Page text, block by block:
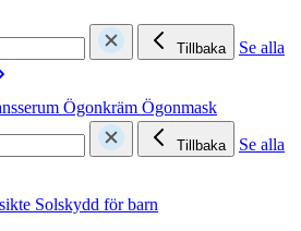
Tillbaka
Se alla
Ögonkräm Ögonmask
Tillbaka
Se alla
Solskydd för barn